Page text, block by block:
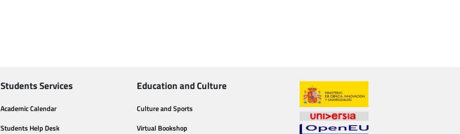
Students Services
Academic Calendar
Students Help Desk
Education and Culture
Culture and Sports
Virtual Bookshop